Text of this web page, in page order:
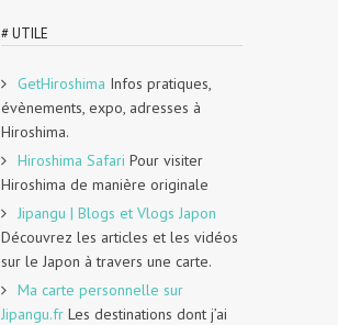
# UTILE
GetHiroshima Infos pratiques,
évènements, expo, adresses à
Hiroshima.
Hiroshima Safari Pour visiter
Hiroshima de manière originale
Jipangu | Blogs et Vlogs Japon
Découvrez les articles et les vidéos
sur le Japon à travers une carte.
Ma carte personnelle sur
Jipangu.fr Les destinations dont j’ai